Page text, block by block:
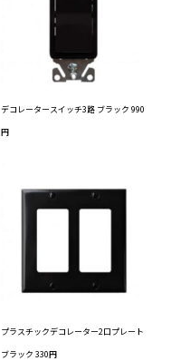
デコレータースイッチ3路 ブラック 990
円
プラスチックデコレーター2口プレート
ブラック 330円